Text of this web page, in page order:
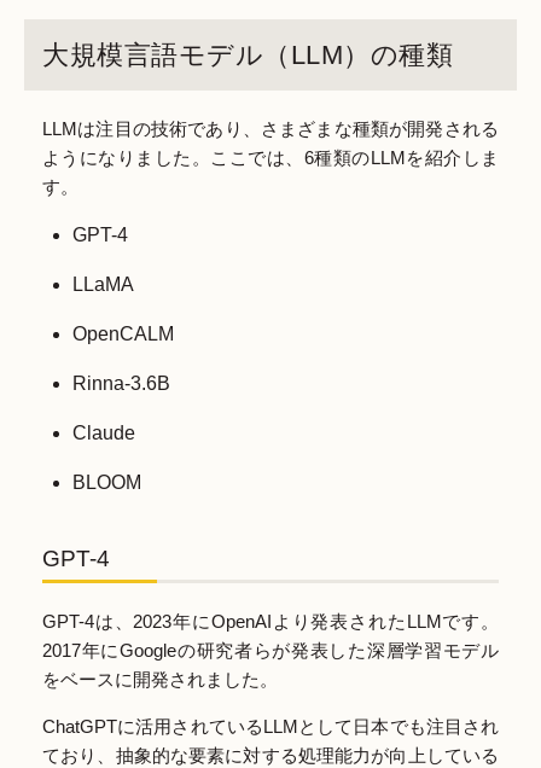
大規模言語モデル（LLM）の種類
LLMは注目の技術であり、さまざまな種類が開発される
ようになりました。ここでは、6種類のLLMを紹介しま
す。
GPT-4
LLaMA
OpenCALM
Rinna-3.6B
Claude
BLOOM
GPT-4
GPT-4は、2023年にOpenAIより発表されたLLMです。
2017年にGoogleの研究者らが発表した深層学習モデル
をベースに開発されました。
ChatGPTに活用されているLLMとして日本でも注目され
ており、抽象的な要素に対する処理能力が向上している